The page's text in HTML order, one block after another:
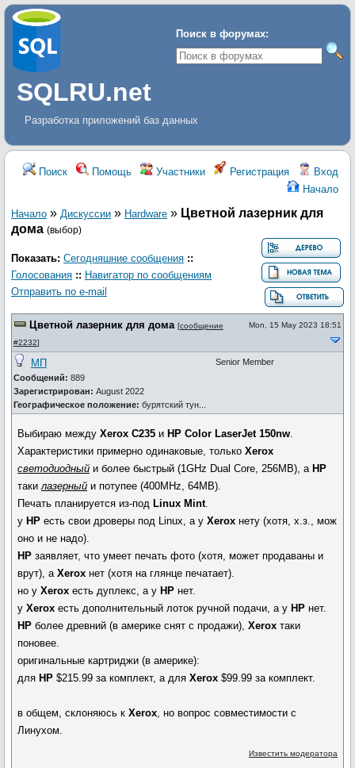
Поиск в форумах:
SQLRU.net
Разработка приложений баз данных
Поиск Помощь Участники Регистрация
Вход
Начало
Начало » Дискуcсии » Hardware » Цветной лазерник для
дома (выбор)
Показать: Сегодняшние сообщения ::
Голосования :: Навигатор по сообщениям
Отправить по e-mail
Цветной лазерник для дома [сообщение
#2232]
Mon, 15 May 2023 18:51
МП
Сообщений: 889
Зарегистрирован: August 2022
Географическое положение: бурятский тун...
Senior Member
Выбираю междуXerox C235 и HP Color LaserJet 150nw.
Характеристики примерно одинаковые, толькоXerox
светодиодный и более быстрый (1GHz Dual Core, 256MB), а HP
такилазерный и потупее (400MHz, 64MB).
Печать планируется из-под Linux Mint.
у HP есть свои дроверы под Linux, а уXerox нету (хотя, х.з., мож
оно и не надо).
HP заявляет, что умеет печать фото (хотя, может продаваны и
врут), аXerox нет (хотя на глянце печатает).
но уXerox есть дуплекс, а у HP нет.
уXerox есть дополнительный лоток ручной подачи, а у HP нет.
HP более древний (в америке снят с продажи),Xerox таки
поновее.
оригинальные картриджи (в америке):
для HP $215.99 за комплект, а дляXerox $99.99 за комплект.
в общем, склоняюсь кXerox, но вопрос совместимости с
Линухом.
Известить модератора